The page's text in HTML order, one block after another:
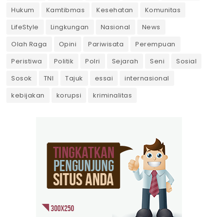
Hukum
Kamtibmas Kesehatan
Komunitas
LifeStyle
Lingkungan Nasional
News
Olah Raga
Opini Pariwisata
Perempuan
Peristiwa
Politik Polri Sejarah Seni
Sosial
Sosok
TNI Tajuk essai
internasional
kebijakan
korupsi kriminalitas